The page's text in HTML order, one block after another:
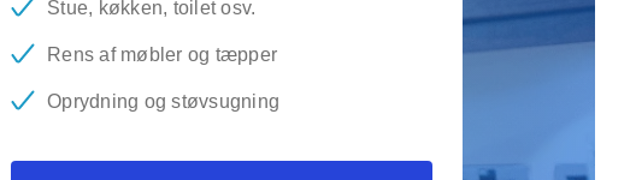
Stue, køkken, toilet osv.
Rens af møbler og tæpper
Oprydning og støvsugning